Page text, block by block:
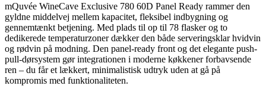
mQuvée WineCave Exclusive 780 60D Panel Ready rammer den
gyldne middelvej mellem kapacitet, fleksibel indbygning og
gennemtænkt betjening. Med plads til op til 78 flasker og to
dedikerede temperaturzoner dækker den både serveringsklar hvidvin
og rødvin på modning. Den panel-ready front og det elegante push-
pull-dørsystem gør integrationen i moderne køkkener forbavsende
ren – du får et lækkert, minimalistisk udtryk uden at gå på
kompromis med funktionaliteten.